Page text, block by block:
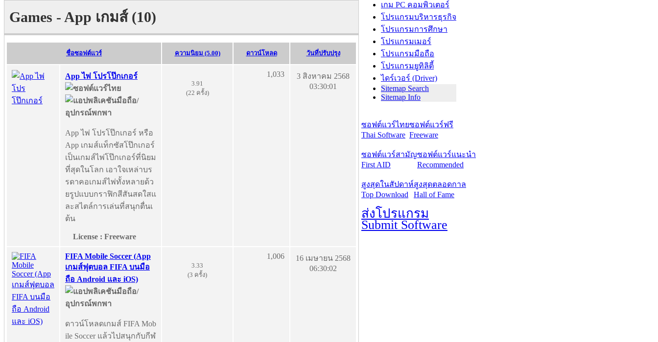
Games - App เกมส์ (10)
ชื่อซอฟต์แวร์ ความนิยม (5.00) ดาวน์โหลด วันที่ปรับปรุง
App ไพ่ โปรโป๊กเกอร์
App ไพ่ โปรโป๊กเกอร์ หรือ
App เกมส์แท็กซัสโป๊กเกอร์
เป็นเกมส์ไพ่โป๊กเกอร์ที่นิยม
ที่สุดในโลก เอาใจเหล่าบร
รดาคอเกมส์ไพ่ทั้งหลายด้ว
ยรูปแบบกราฟิกสีสันสดใสแ
ละสไตล์การเล่นที่สนุกตื่นเ
ต้น
License : Freeware
3.91
(22 ครั้ง)
1,033
3 สิงหาคม 2568
03:30:01
FIFA Mobile Soccer (App
เกมส์ฟุตบอล FIFA บนมือ
ถือ Android และ iOS)
ดาวน์โหลดเกมส์ FIFA Mob
ile Soccer แล้วไปสนุกกับกีฬ
3.33
(3 ครั้ง)
1,006
16 เมษายน 2568
06:30:02
เกม PC คอมพิวเตอร์
โปรแกรมบริหารธุรกิจ
โปรแกรมการศึกษา
โปรแกรมเมอร์
โปรแกรมมือถือ
โปรแกรมยูทิลิตี้
ไดร์เวอร์ (Driver)
Sitemap Search
Sitemap Info
ซอฟต์แวร์ไทย
Thai Software
ซอฟต์แวร์ฟรี
Freeware
ซอฟต์แวร์สามัญ
First AID
ซอฟต์แวร์แนะนำ
Recommended
สูงสุดในสัปดาห์
Top Download
สูงสุดตลอดกาล
Hall of Fame
ส่งโปรแกรม
Submit Software